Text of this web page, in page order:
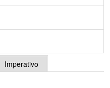
Imperativo